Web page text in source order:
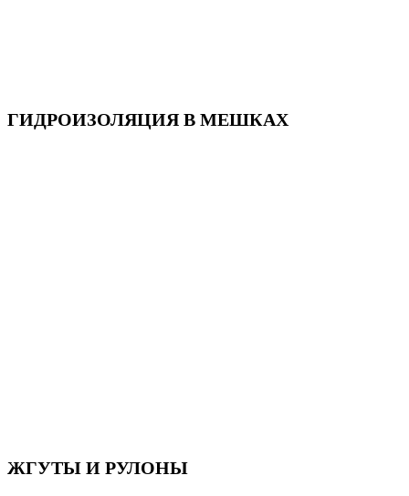
ГИДРОИЗОЛЯЦИЯ В МЕШКАХ
ЖГУТЫ И РУЛОНЫ